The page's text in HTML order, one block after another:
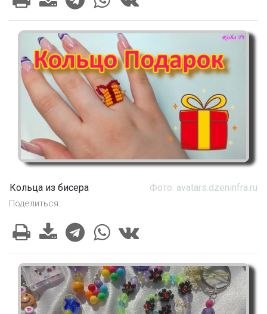
Кольца из бисера Фото: avatars.dzeninfra.ru
Поделиться: